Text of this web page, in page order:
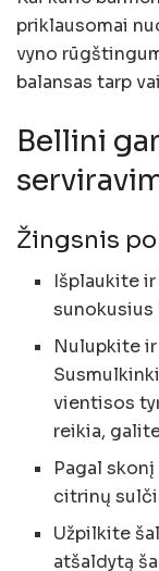
priklausomai
vyno
balansas tarp
Bellini
Žingsnis
Išplaukite
sunokusius
Nulupkite
vientisos
reikia,
Pagal
citrinų
Užpilkite
atšaldytą